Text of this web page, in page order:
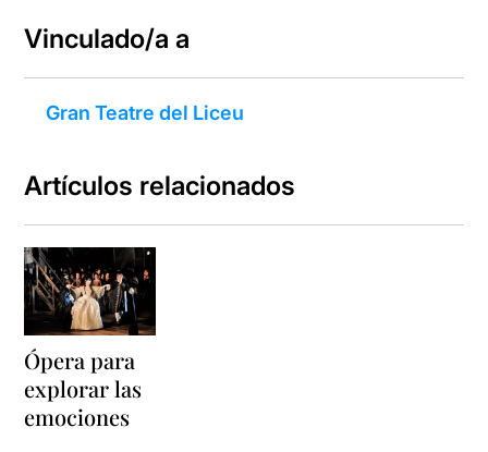
Vinculado/a a
Gran Teatre del Liceu
Artículos relacionados
Ópera para
explorar las
emociones